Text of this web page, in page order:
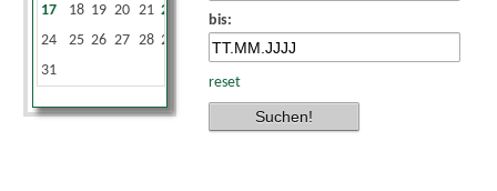
17
18 19 20 21 22
24
25 26 27 28 29
31
bis:
reset